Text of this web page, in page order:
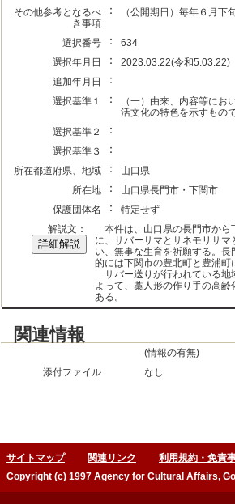
その他参考となるべ
き事項
： （公開期日）毎年６月下
選択番号 ：
634
選択年月日
：
2023.03.22(令和5.03.22)
追加年月日
：
選択基準１ ：
（一）由来、内容等にお
活文化の特色を示すもの
選択基準２
：
選択基準３ ：
所在都道府県、地域 ：
山口県
所在地
：
山口県長門市・下関市
保護団体名
： 特定せず
解説文：
詳細解説
本件は、山口県の長門市から
に、サバーサマとサネモリサ
い、無事な生育を祈願する。
的には下関市の豊北町と豊浦町
サバー送りが行われている地
よって、藁人形の作り手の高
ある。
関連情報
(情報の有無)
添付ファイル
なし
サイトマップ 関連リンク 利用規約・免責
Copyright (c) 1997 Agency for Cultural Affairs,